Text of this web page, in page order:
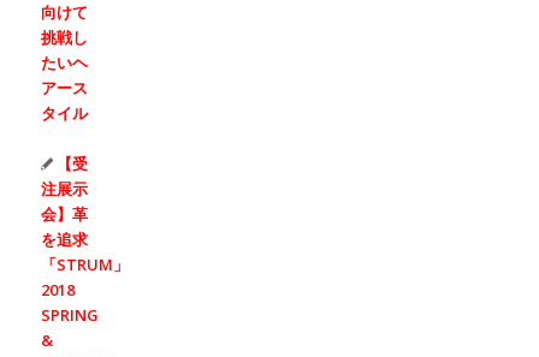
向けて
挑戦し
たいヘ
アース
タイル
【受
注展示
会】革
を追求
「STRUM」
2018
SPRING
&